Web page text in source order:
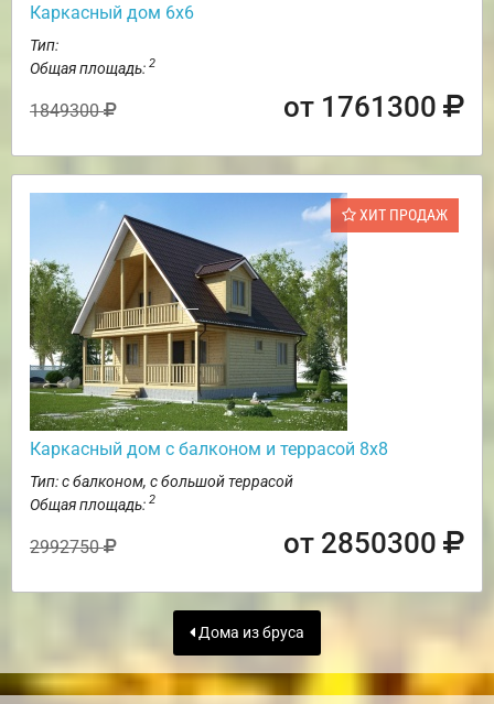
Каркасный дом 6х6
Тип:
Общая площадь: 2
1849300 от 1761300
ХИТ ПРОДАЖ
Каркасный дом с балконом и террасой 8х8
Тип: с балконом, с большой террасой
Общая площадь: 2
2992750 от 2850300
Дома из бруса